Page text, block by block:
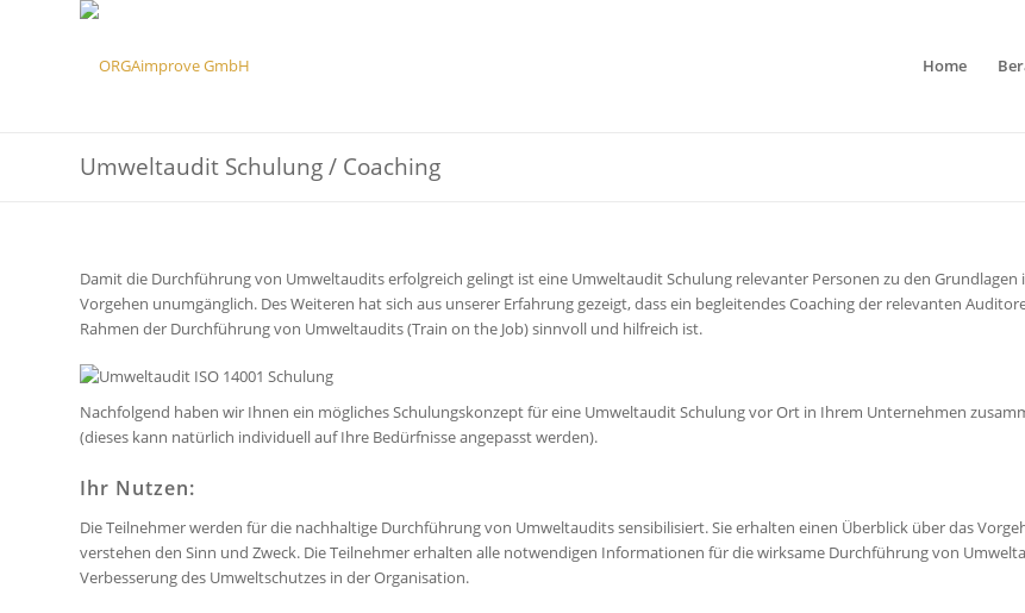
Home
Umweltaudit Schulung / Coaching
Damit die Durchführung von Umweltaudits erfolgreich gelingt ist eine Umweltaudit Schulung relevanter Personen zu den Grundlagen
Vorgehen unumgänglich. Des Weiteren hat sich aus unserer Erfahrung gezeigt, dass ein begleitendes Coaching der relevanten
Rahmen der Durchführung von Umweltaudits (Train on the Job) sinnvoll und hilfreich ist.
Nachfolgend haben wir Ihnen ein mögliches Schulungskonzept für eine Umweltaudit Schulung vor Ort in Ihrem Unternehmen
(dieses kann natürlich individuell auf Ihre Bedürfnisse angepasst werden).
Ihr Nutzen:
Die Teilnehmer werden für die nachhaltige Durchführung von Umweltaudits sensibilisiert. Sie erhalten einen Überblick über das
verstehen den Sinn und Zweck. Die Teilnehmer erhalten alle notwendigen Informationen für die wirksame Durchführung von
Verbesserung des Umweltschutzes in der Organisation.